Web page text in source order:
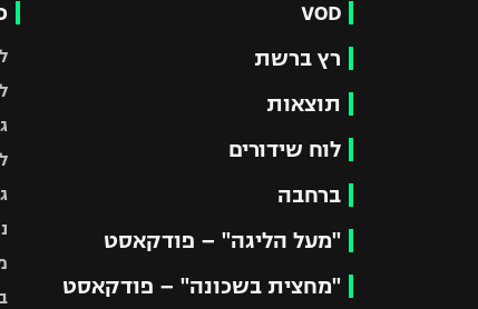
VOD
רץ ברשת
תוצאות
לוח שידורים
ברחבה
"מעל הליגה" – פודקאסט
"מחצית בשכונה" – פודקאסט